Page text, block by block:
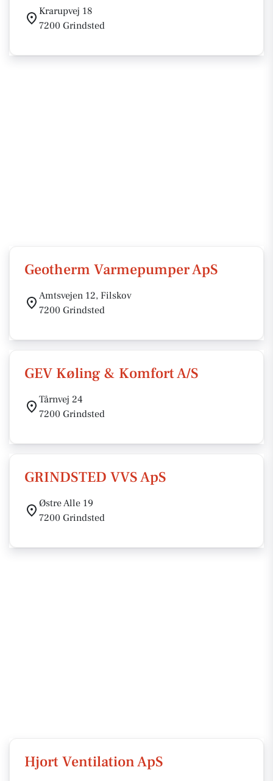
Krarupvej 18
7200 Grindsted
Geotherm Varmepumper ApS
Amtsvejen 12, Filskov
7200 Grindsted
GEV Køling & Komfort A/S
Tårnvej 24
7200 Grindsted
GRINDSTED VVS ApS
Østre Alle 19
7200 Grindsted
Hjort Ventilation ApS